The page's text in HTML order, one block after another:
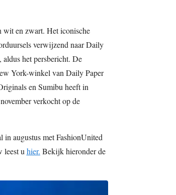
wit en zwart. Het iconische
verwijzend naar Daily
het persbericht. De
York-winkel van Daily Paper
en Sumibu heeft in
verkocht op de
augustus met FashionUnited
leest u hier. Bekijk hieronder de